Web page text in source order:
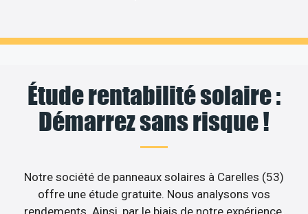
Étude rentabilité solaire :
Démarrez sans risque !
Notre société de panneaux solaires à Carelles (53)
offre une étude gratuite. Nous analysons vos
rendements. Ainsi, par le biais de notre expérience,